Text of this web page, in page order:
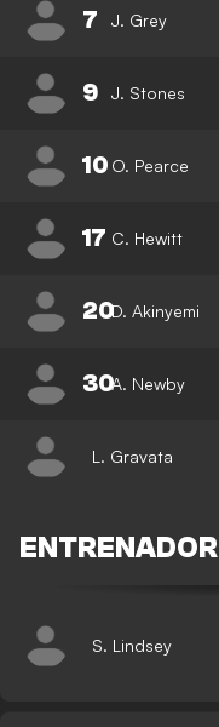
7 J. Grey
9 J. Stones
10 O. Pearce
17 C. Hewitt
20D. Akinyemi
30A. Newby
L. Gravata
ENTRENADOR
S. Lindsey